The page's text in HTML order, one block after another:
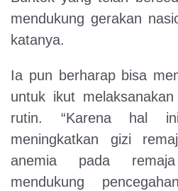
mendukung gerakan
katanya.
Ia pun berharap bisa
untuk ikut
rutin. “Karena hal
meningkatkan gizi
anemia pada
mendukung